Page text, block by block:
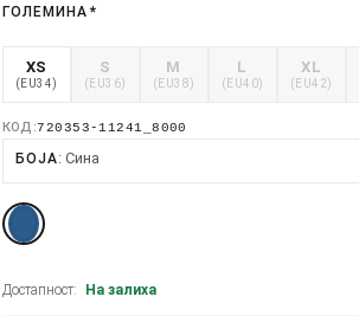
ГОЛЕМИНА *
XS
(EU34)
S
(EU36)
M
(EU38)
L
(EU40)
XL
(EU42)
КОД:720353-11241_8000
БОЈА Сина
Достапност: На залиха